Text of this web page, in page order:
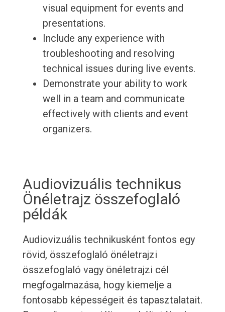
visual equipment for events and
presentations.
Include any experience with
troubleshooting and resolving
technical issues during live events.
Demonstrate your ability to work
well in a team and communicate
effectively with clients and event
organizers.
Audiovizuális technikus
Önéletrajz összefoglaló
példák
Audiovizuális technikusként fontos egy
rövid, összefoglaló önéletrajzi
összefoglaló vagy önéletrajzi cél
megfogalmazása, hogy kiemelje a
fontosabb képességeit és tapasztalatait.